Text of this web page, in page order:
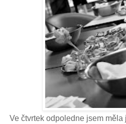
Ve čtvrtek odpoledne jsem